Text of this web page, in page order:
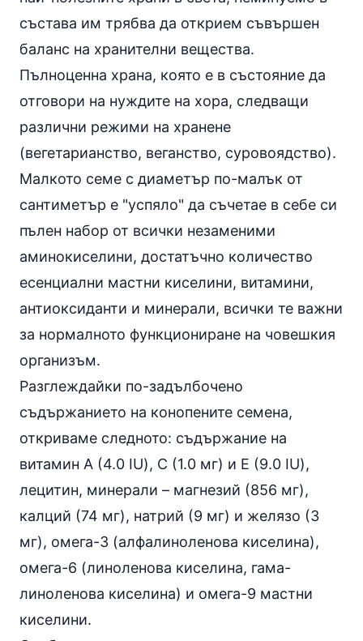
състава им трябва да открием съвършен
баланс на хранителни вещества.
Пълноценна храна, която е в състояние да
отговори на нуждите на хора, следващи
различни режими на хранене
(вегетарианство, веганство, суровоядство).
Малкото семе с диаметър по-малък от
сантиметър е "успяло" да съчетае в себе си
пълен набор от всички незаменими
аминокиселини, достатъчно количество
есенциални мастни киселини, витамини,
антиоксиданти и минерали, всички те важни
за нормалното функциониране на човешкия
организъм.
Разглеждайки по-задълбочено
съдържанието на конопените семена,
откриваме следното: съдържание на
витамин А (4.0 IU), С (1.0 мг) и Е (9.0 IU),
лецитин, минерали – магнезий (856 мг),
калций (74 мг), натрий (9 мг) и желязо (3
мг), омега-3 (алфалиноленова киселина),
омега-6 (линоленова киселина, гама-
линоленова киселина) и омега-9 мастни
киселини.